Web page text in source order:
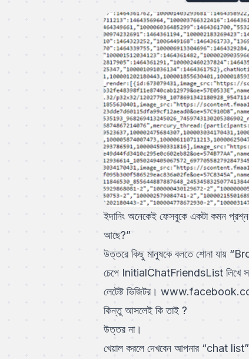
ইদানিং অনেকেই ফেসবুকে একটা কমন
আছে?”
উত্তরে কিছু মানুষকে বলতে শোনা
চেপে InitialChatFriendsList লিখে
লেটেষ্ট ভিজিটর।
কিন্তু আসলেই কি তাই ?
উত্তর না।
খেয়াল করলে দেখবেন আপনার “chat